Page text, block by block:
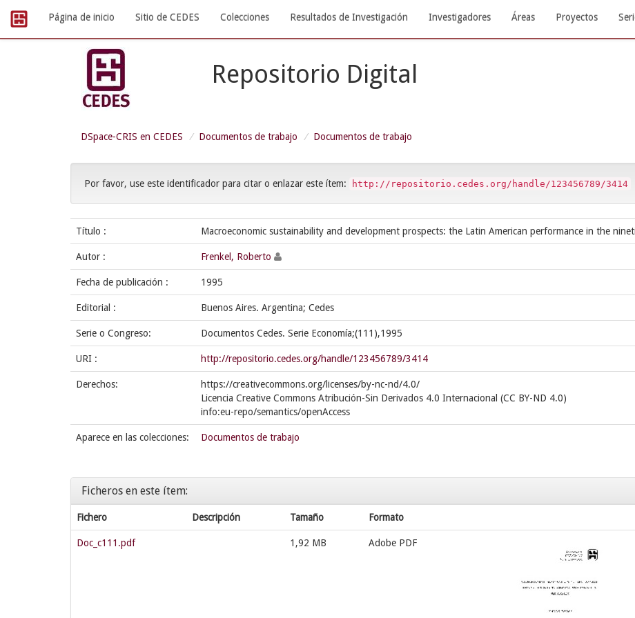
navigation
Página de inicio Sitio de CEDES Colecciones Resultados de Investigación Investigadores Áreas Proyectos
Repositorio Digital
DSpace-CRIS en CEDES Documentos de trabajo Documentos de trabajo
Por favor, use este identificador para citar o enlazar este ítem: http://repositorio.cedes.org/handle/123456789/3414
Título : Macroeconomic sustainability and development prospects: the Latin American performance in the
Autor : Frenkel, Roberto
Fecha de publicación : 1995
Editorial : Buenos Aires. Argentina; Cedes
Serie o Congreso: Documentos Cedes. Serie Economía;(111),1995
URI : http://repositorio.cedes.org/handle/123456789/3414
Derechos:
https://creativecommons.org/licenses/by-nc-nd/4.0/
Licencia Creative Commons Atribución-Sin Derivados 4.0 Internacional (CC BY-ND 4.0)
info:eu-repo/semantics/openAccess
Aparece en las colecciones: Documentos de trabajo
Ficheros en este ítem:
Fichero Descripción Tamaño Formato
Doc_c111.pdf 1,92 MB Adobe PDF